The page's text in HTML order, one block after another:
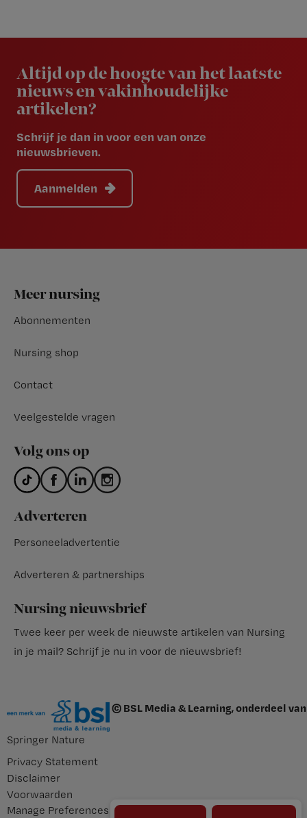
Altijd op de hoogte van het laatste
nieuws en vakinhoudelijke
artikelen?
Schrijf je dan in voor een van onze
nieuwsbrieven.
Aanmelden
Footer
Meer nursing
Abonnementen
Nursing shop
Contact
Veelgestelde vragen
Volg ons op
Adverteren
Personeeladvertentie
Adverteren & partnerships
Nursing nieuwsbrief
Twee keer per week de nieuwste artikelen van Nursing
in je mail? Schrijf je nu in voor de nieuwsbrief!
© BSL Media & Learning, onderdeel van
Springer Nature
Privacy Statement
Disclaimer
Voorwaarden
Manage Preferences